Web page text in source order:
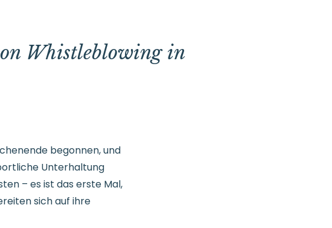
Whistleblowing in
begonnen, und
Unterhaltung
– es ist das erste Mal,
sich auf ihre